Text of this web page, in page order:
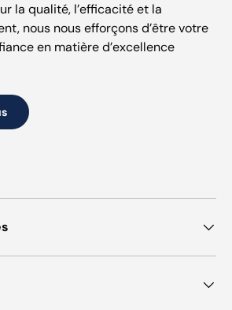
la qualité, l’efficacité et la
nous nous efforçons d’être votre
en matière d’excellence